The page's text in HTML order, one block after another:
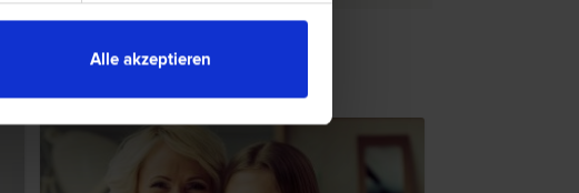
Alle akzeptieren
RECHTSNEWS